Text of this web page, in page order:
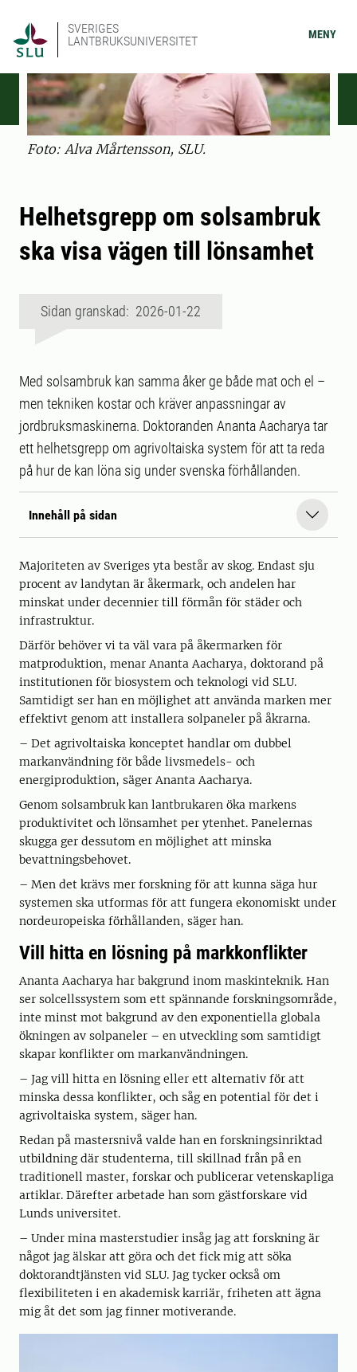
SVERIGES
LANTBRUKSUNIVERSITET
MENY
Foto: Alva Mårtensson, SLU.
Helhetsgrepp om solsambruk
ska visa vägen till lönsamhet
Sidan granskad: 2026-01-22
Med solsambruk kan samma åker ge både mat och el –
men tekniken kostar och kräver anpassningar av
jordbruksmaskinerna. Doktoranden Ananta Aacharya tar
ett helhetsgrepp om agrivoltaiska system för att ta reda
på hur de kan löna sig under svenska förhållanden.
Innehåll på sidan
Majoriteten av Sveriges yta består av skog. Endast sju
procent av landytan är åkermark, och andelen har
minskat under decennier till förmån för städer och
infrastruktur.
Därför behöver vi ta väl vara på åkermarken för
matproduktion, menar Ananta Aacharya, doktorand på
institutionen för biosystem och teknologi vid SLU.
Samtidigt ser han en möjlighet att använda marken mer
effektivt genom att installera solpaneler på åkrarna.
– Det agrivoltaiska konceptet handlar om dubbel
markanvändning för både livsmedels- och
energiproduktion, säger Ananta Aacharya.
Genom solsambruk kan lantbrukaren öka markens
produktivitet och lönsamhet per ytenhet. Panelernas
skugga ger dessutom en möjlighet att minska
bevattningsbehovet.
– Men det krävs mer forskning för att kunna säga hur
systemen ska utformas för att fungera ekonomiskt under
nordeuropeiska förhållanden, säger han.
Vill hitta en lösning på markkonflikter
Ananta Aacharya har bakgrund inom maskinteknik. Han
ser solcellssystem som ett spännande forskningsområde,
inte minst mot bakgrund av den exponentiella globala
ökningen av solpaneler – en utveckling som samtidigt
skapar konflikter om markanvändningen.
– Jag vill hitta en lösning eller ett alternativ för att
minska dessa konflikter, och såg en potential för det i
agrivoltaiska system, säger han.
Redan på mastersnivå valde han en forskningsinriktad
utbildning där studenterna, till skillnad från på en
traditionell master, forskar och publicerar vetenskapliga
artiklar. Därefter arbetade han som gästforskare vid
Lunds universitet.
– Under mina masterstudier insåg jag att forskning är
något jag älskar att göra och det fick mig att söka
doktorandtjänsten vid SLU. Jag tycker också om
flexibiliteten i en akademisk karriär, friheten att ägna
mig åt det som jag finner motiverande.